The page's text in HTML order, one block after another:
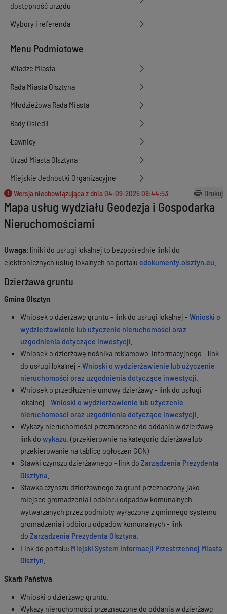
dostępność urzędu
Wybory i referenda
Menu Podmiotowe
Władze Miasta
Rada Miasta Olsztyna
Młodzieżowa Rada Miasta
Rady Osiedli
Ławnicy
Urząd Miasta Olsztyna
Miejskie Jednostki Organizacyjne
Wersja nieobowiązująca z dnia 04-09-2025 08:44:53 Drukuj
Mapa usług wydziału Geodezja i Gospodarka
Nieruchomościami
Uwaga: liniki do usługi lokalnej to bezpośrednie linki do
elektronicznych usług lokalnych na portalu edokumenty.olsztyn.eu
Dzierżawa gruntu
Gmina Olsztyn
Wniosek o dzierżawę gruntu - link do usługi lokalnej - Wnioski o
wydzierżawienie lub użyczenie nieruchomości oraz
uzgodnienia dotyczące inwestycji
Wniosek o dzierżawę nośnika reklamowo-informacyjnego - link
do usługi lokalnej - Wnioski o wydzierżawienie lub użyczenie
nieruchomości oraz uzgodnienia dotyczące inwestycji
Wniosek o przedłużenie umowy dzierżawy - link do usługi
lokalnej - Wnioski o wydzierżawienie lub użyczenie
nieruchomości oraz uzgodnienia dotyczące inwestycji
Wykazy nieruchomości przeznaczone do oddania w dzierżawę -
link do wykazu. (przekierownie na kategorię dzierżawa lub
przekierowanie na tablicę ogłoszeń GGN)
Stawki czynszu dzierżawnego - link do Zarządzenia Prezydenta
Olsztyna
Stawka czynszu dzierżawnego za grunt przeznaczony jako
miejsce gromadzenia i odbioru odpadów komunalnych
wytwarzanych przez podmioty wyłączone z gminnego systemu
gromadzenia i odbioru odpadów komunalnych - link
do Zarządzenia Prezydenta Olsztyna
Link do portalu: Miejski System Informacji Przestrzennej Miasta
Olsztyn
Skarb Państwa
Wnioski o dzierżawę gruntu.
Wykazy nieruchomości przeznaczone do oddania w dzierżawę